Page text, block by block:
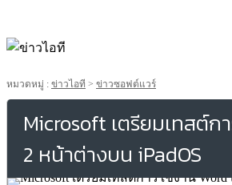
หมวดหมู่ : ข่าวไอที > ข่าวซอฟต์แวร์
Microsoft เตรียมเทสต์ก
2 หน้าต่างบน iPadOS